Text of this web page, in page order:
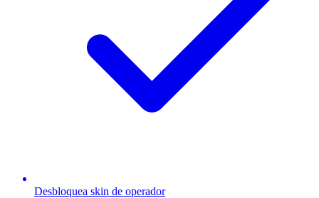
Desbloquea skin de operador